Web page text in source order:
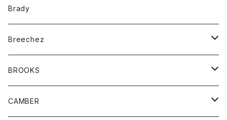
コート
バッグ
ベルト
キッズ
Tシャツ
グッズ
アンダーウェアー
カードホルダー
トップス
カーディガン
ボトム
Brady
Breechez
シャツ
BROOKS
グッズ
CAMBER